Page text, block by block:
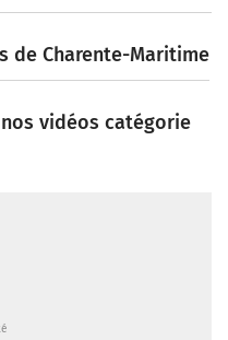
de Charente-Maritime
nos vidéos catégorie